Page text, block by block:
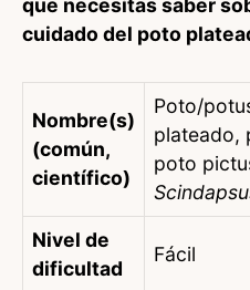
que necesitas saber
cuidado del poto
Nombre(s)
(común,
científico)
Poto/
plateado,
poto
Nivel de
dificultad
Fácil